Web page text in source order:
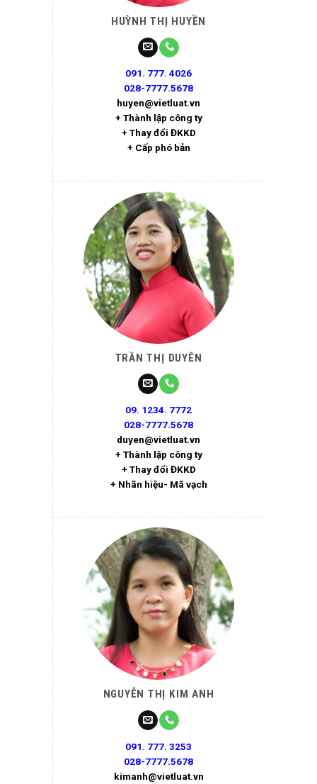
HUỲNH THỊ HUYỀN
091. 777. 4026
028-7777.5678
huyen@vietluat.vn
+ Thành lập công ty
+ Thay đổi ĐKKD
+ Cấp phó bản
TRẦN THỊ DUYÊN
09. 1234. 7772
028-7777.5678
duyen@vietluat.vn
+ Thành lập công ty
+ Thay đổi ĐKKD
+ Nhãn hiệu- Mã vạch
NGUYỄN THỊ KIM ANH
091. 777. 3253
028-7777.5678
kimanh@vietluat.vn